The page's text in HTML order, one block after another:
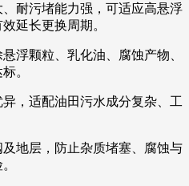
耐污堵能力强，可适应高悬浮
延长更换周期。
浮颗粒、乳化油、腐蚀产物、
。
，适配油田污水成分复杂、工
地层，防止杂质堵塞、腐蚀与